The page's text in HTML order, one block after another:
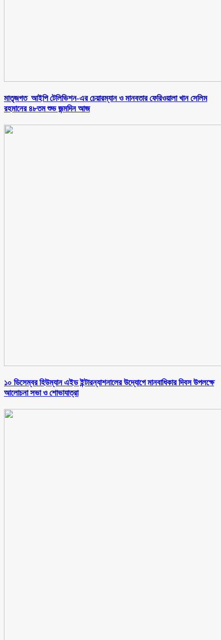
মাতৃজগত আইপি টেলিভিশন-এর চেয়ারম্যান ও মানবতার ফেরিওয়ালা খান সেলিম
রহমানের ৪৮তম শুভ জন্মদিন আজ
১০ ডিসেম্বর হিউম্যান এইড ইন্টারন্যাশনালের উদ্যোগে মানবাধিকার দিবস উপলক্ষে
আলোচনা সভা ও শোভাযাত্রা